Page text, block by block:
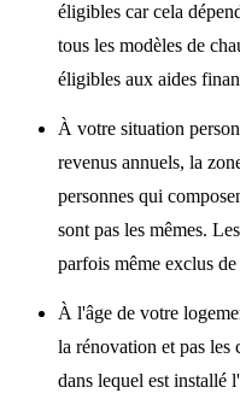
éligibles car cela
tous les modèles de
éligibles aux aides
À votre situation
revenus annuels, la
personnes qui
sont pas les mêmes.
parfois même exclus
À l'âge de votre
la rénovation et pas les
dans lequel est installé